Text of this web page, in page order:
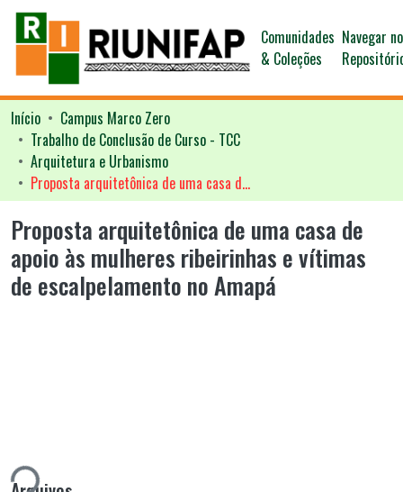
Comunidades
& Coleções
Navegar no
Início
Campus Marco Zero
Trabalho de Conclusão de Curso - TCC
Arquitetura e Urbanismo
Proposta arquitetônica de uma casa de apoio às mulheres ribeirinhas e vítimas de escalpelamento no Amapá
Proposta arquitetônica de uma casa de
apoio às mulheres ribeirinhas e vítimas
de escalpelamento no Amapá